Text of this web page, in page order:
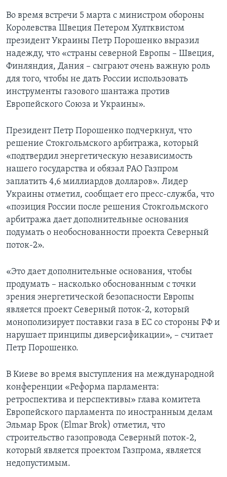
Во время встречи 5 марта с министром обороны
Королевства Швеция Петером Хултквистом
президент Украины Петр Порошенко выразил
надежду, что «страны северной Европы – Швеция,
Финляндия, Дания – сыграют очень важную роль
для того, чтобы не дать России использовать
инструменты газового шантажа против
Европейского Союза и Украины».
Президент Петр Порошенко подчеркнул, что
решение Стокгольмского арбитража, который
«подтвердил энергетическую независимость
нашего государства и обязал РАО Газпром
заплатить 4,6 миллиардов долларов». Лидер
Украины отметил, сообщает его пресс-служба, что
«позиция России после решения Стокгольмского
арбитража дает дополнительные основания
подумать о необоснованности проекта Северный
поток-2».
«Это дает дополнительные основания, чтобы
продумать – насколько обоснованным с точки
зрения энергетической безопасности Европы
является проект Северный поток-2, который
монополизирует поставки газа в ЕС со стороны РФ и
нарушает принципы диверсификации», – считает
Петр Порошенко.
В Киеве во время выступления на международной
конференции «Реформа парламента:
ретроспектива и перспективы» глава комитета
Европейского парламента по иностранным делам
Эльмар Брок (Elmar Brok) отметил, что
строительство газопровода Северный поток-2,
который является проектом Газпрома, является
недопустимым.